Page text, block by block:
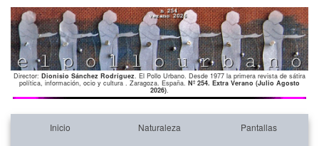
Director: Dionisio Sánchez Rodríguez. El Pollo Urbano. Desde 1977 la primera revista de sátira
política, información, ocio y cultura . Zaragoza. España. Nº 254. Extra Verano (Julio Agosto
2026).
Inicio Naturaleza Pantallas